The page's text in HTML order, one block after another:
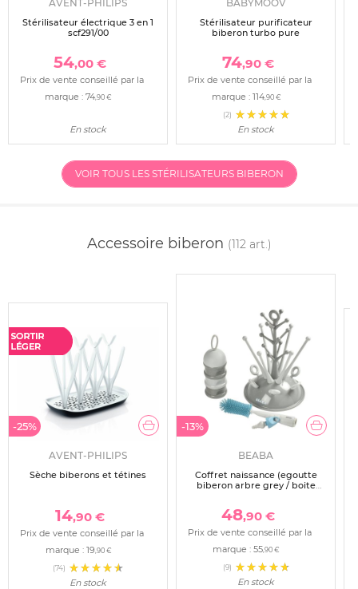
AVENT-PHILIPS
Stérilisateur électrique 3 en 1
scf291/00
54,00 €
Prix de vente conseillé par la
marque : 74,90 €
En stock
BABYMOOV
Stérilisateur purificateur
biberon turbo pure
74,90 €
Prix de vente conseillé par la
marque : 114,90 €
(2)
En stock
VOIR TOUS LES STÉRILISATEURS BIBERON
Accessoire biberon (112 art.)
-25%
AVENT-PHILIPS
Sèche biberons et tétines
14,90 €
Prix de vente conseillé par la
marque : 19 ,90 €
(74)
En stock
-13%
BEABA
Coffret naissance (egoutte
biberon arbre grey / boite
48,90 €
Prix de vente conseillé par la
marque : 55,90 €
(9)
En stock